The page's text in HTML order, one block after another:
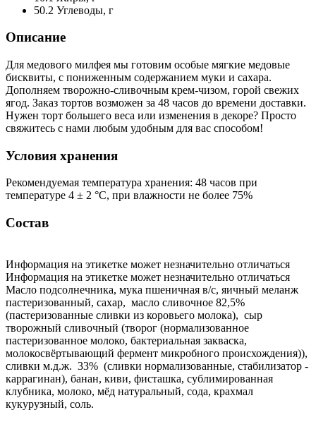
50.2 Углеводы, г
Описание
Для медового милфея мы готовим особые мягкие медовые
бисквиты, с пониженным содержанием муки и сахара.
Дополняем творожно-сливочным крем-чизом, горой свежих
ягод. Заказ тортов возможен за 48 часов до времени доставки.
Нужен торт большего веса или изменения в декоре? Просто
свяжитесь с нами любым удобным для вас способом!
Условия хранения
Рекомендуемая температура хранения: 48 часов при
температуре 4 ± 2 °С, при влажности не более 75%
Состав
Информация на этикетке может незначительно отличаться
Информация на этикетке может незначительно отличаться
Масло подсолнечника, мука пшеничная в/с, яичный меланж
пастеризованный, сахар, масло сливочное 82,5%
(пастеризованные сливки из коровьего молока), сыр
творожный сливочный (творог (нормализованное
пастеризованное молоко, бактериальная закваска,
молокосвёртывающий фермент микробного происхождения)),
сливки м.д.ж. 33% (сливки нормализованные, стабилизатор -
каррагинан), банан, киви, фисташка, сублимированная
клубника, молоко, мёд натуральный, сода, крахмал
кукурузный, соль.